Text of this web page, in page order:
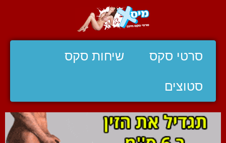
סרטי סקס שיחות סקס
סטוצים